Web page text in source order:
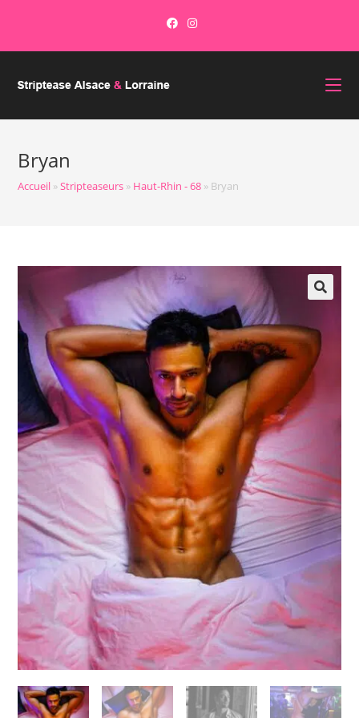
Bryan
Accueil »Stripteaseurs » Haut-Rhin - 68 » Bryan